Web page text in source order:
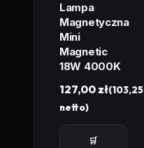
Lampa
Magnetyczna
Mini
Magnetic
18W 4000K
127,00 zł(103,25
netto)
🛒